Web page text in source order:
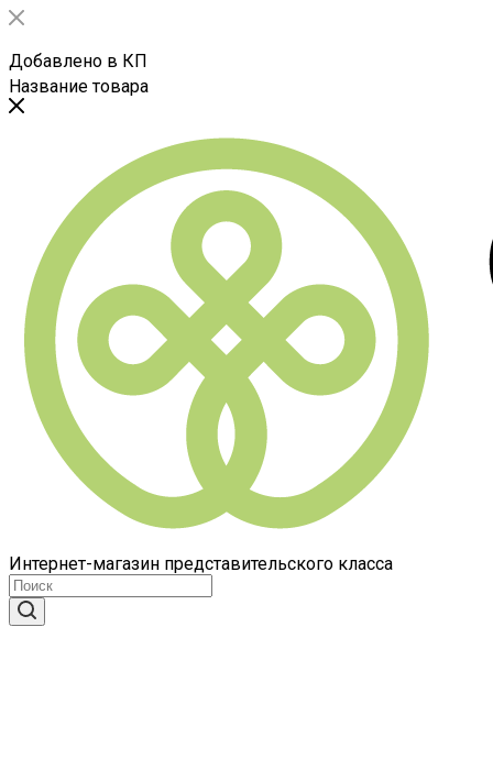
Добавлено в КП
Название товара
Интернет-магазин представительского класса